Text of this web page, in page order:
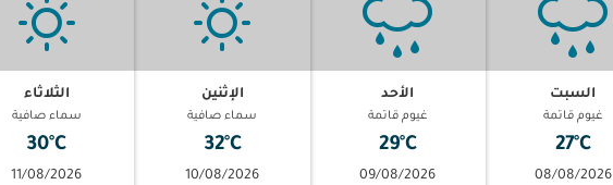
السبت
غيوم قاتمة
27°C
08/08/2026
الأحد
غيوم قاتمة
29°C
09/08/2026
الإثنين
سماء صافية
32°C
10/08/2026
الثلاثاء
سماء صافية
30°C
11/08/2026